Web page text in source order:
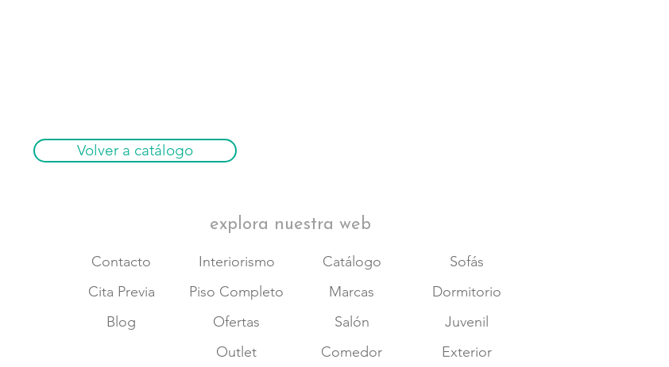
Volver a catálogo
Contacto
Cita Previa
Blog
Interiorismo
Piso Completo
Ofertas
Outlet
Catálogo
Marcas
Salón
Comedor
explora nuestra web
Sofás
Dormitorio
Juvenil
Exterior